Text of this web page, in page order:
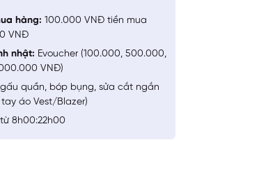
hàng: 100.000 VNĐ tiền mua
VNĐ
nhật: Evoucher (100.000, 500.000,
VNĐ)
quần, bóp bụng, sửa cắt ngắn
áo Vest/Blazer)
8h00:22h00